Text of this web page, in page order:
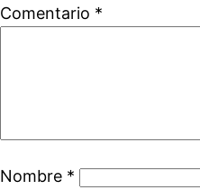
Comentario *
Nombre *